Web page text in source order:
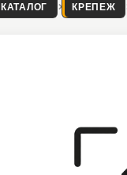
КАТАЛОГ КРЕПЕЖ